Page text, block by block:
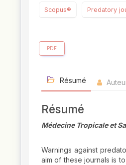
Scopus® Predatory
PDF
Résumé
Résumé
Médecine Tropicale et
Warnings against
aim of these journals is